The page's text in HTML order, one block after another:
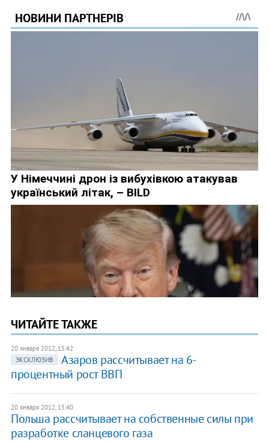
ЧИТАЙТЕ ТАКЖЕ
20 января 2012, 15:42
ЭКСКЛЮЗИВ
Азаров рассчитывает на 6-
процентный рост ВВП
20 января 2012, 15:40
Польша рассчитывает на собственные силы при
разработке сланцевого газа